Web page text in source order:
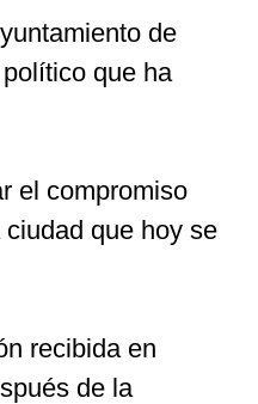
de
que ha
el compromiso
que hoy se
recibida en
de la